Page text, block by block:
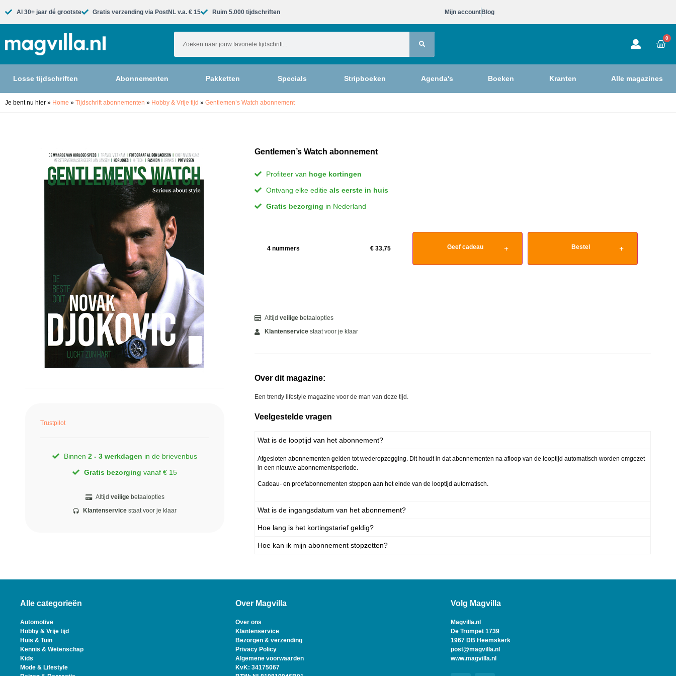
Al 30+ jaar dé grootste​ Gratis verzending via PostNL v.a. € 15 Ruim 5.000 tijdschriften​ Mijn account Blog
0
Losse tijdschriften Abonnementen Pakketten Specials Stripboeken Agenda's Boeken Kranten Alle magazines
Je bent nu hier » Home » Tijdschrift abonnementen » Hobby & Vrije tijd » Gentlemen’s Watch abonnement
Trustpilot
Binnen 2 - 3 werkdagen in de brievenbus
Gratis bezorging vanaf € 15
Altijd veiligebetaalopties
Klantenservice staat voor je klaar
Gentlemen’s Watch abonnement
Profiteer van hoge kortingen
Ontvang elke editie als eerste in huis
Gratis bezorging in Nederland
4 nummers € 33,75 Geef cadeau Bestel
Altijdveilige betaalopties
Klantenservice staat voor je klaar
Over dit magazine:
Een trendy lifestyle magazine voor de man van deze tijd.
Veelgestelde vragen
Wat is de looptijd van het abonnement?
Afgesloten abonnementen gelden tot wederopzegging. Dit houdt in dat abonnementen na afloop van de looptijd automatisch worden omgezet
in een nieuwe abonnementsperiode.
Cadeau- en proefabonnementen stoppen aan het einde van de looptijd automatisch.
Wat is de ingangsdatum van het abonnement?
Hoe lang is het kortingstarief geldig?
Hoe kan ik mijn abonnement stopzetten?
Alle categorieën
Automotive
Hobby & Vrije tijd
Huis & Tuin
Kennis & Wetenschap
Kids
Mode & Lifestyle
Over Magvilla
Over ons
Klantenservice
Bezorgen & verzending
Privacy Policy
Algemene voorwaarden
KvK: 34175067
Volg Magvilla
Magvilla.nl
De Trompet 1739
1967 DB Heemskerk
post@magvilla.nl
www.magvilla.nl